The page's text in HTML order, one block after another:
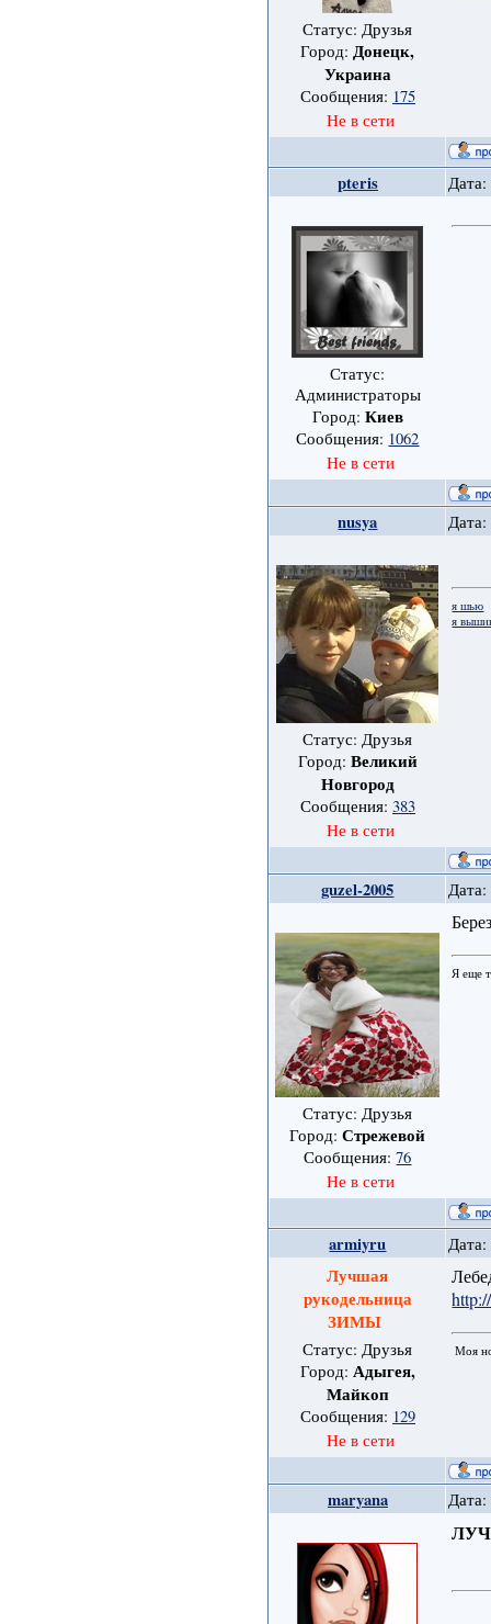
Статус: Друзья
Город:Донецк,
Украина
Сообщения: 175
Не в сети
pteris
Статус:
Администраторы
Город: Киев
Сообщения: 1062
Не в сети
nusya Дата:
Статус: Друзья
Город: Великий
Новгород
Сообщения: 383
Не в сети
я шью
я
guzel-2005
Статус: Друзья
Город:Стрежевой
Сообщения:76
Не в сети
Я еще
armiyru
Лучшая
рукодельница
ЗИМЫ
Статус: Друзья
Город: Адыгея,
Майкоп
Сообщения: 129
Не в сети
Моя
maryana